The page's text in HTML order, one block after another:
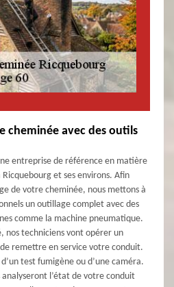
cheminée avec des outils
entreprise de référence en matière
et ses environs. Afin
de votre cheminée, nous mettons à
un outillage complet avec des
comme la machine pneumatique.
nos techniciens vont opérer un
remettre en service votre conduit.
test fumigène ou d’une caméra.
analyseront l’état de votre conduit